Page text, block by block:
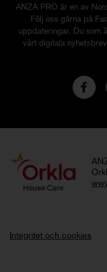
ANZA PRO är en av
Följ oss gärna på
uppdateringar. Du som
vårt digitala
Integritet och cookies